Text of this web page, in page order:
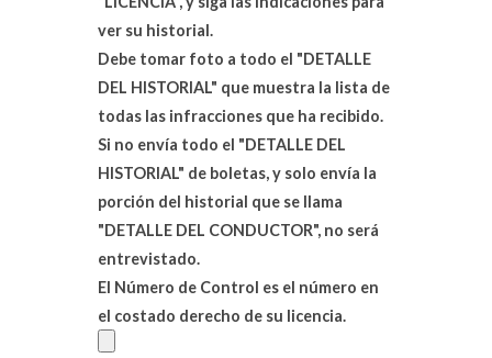
ver su historial.
Debe tomar foto a todo el "DETALLE
DEL HISTORIAL" que muestra la lista de
todas las infracciones que ha recibido.
Si no envía todo el "DETALLE DEL
HISTORIAL" de boletas, y solo envía la
porción del historial que se llama
"DETALLE DEL CONDUCTOR", no será
entrevistado.
El Número de Control es el número en
el costado derecho de su licencia.